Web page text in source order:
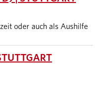
oder auch als Aushilfe